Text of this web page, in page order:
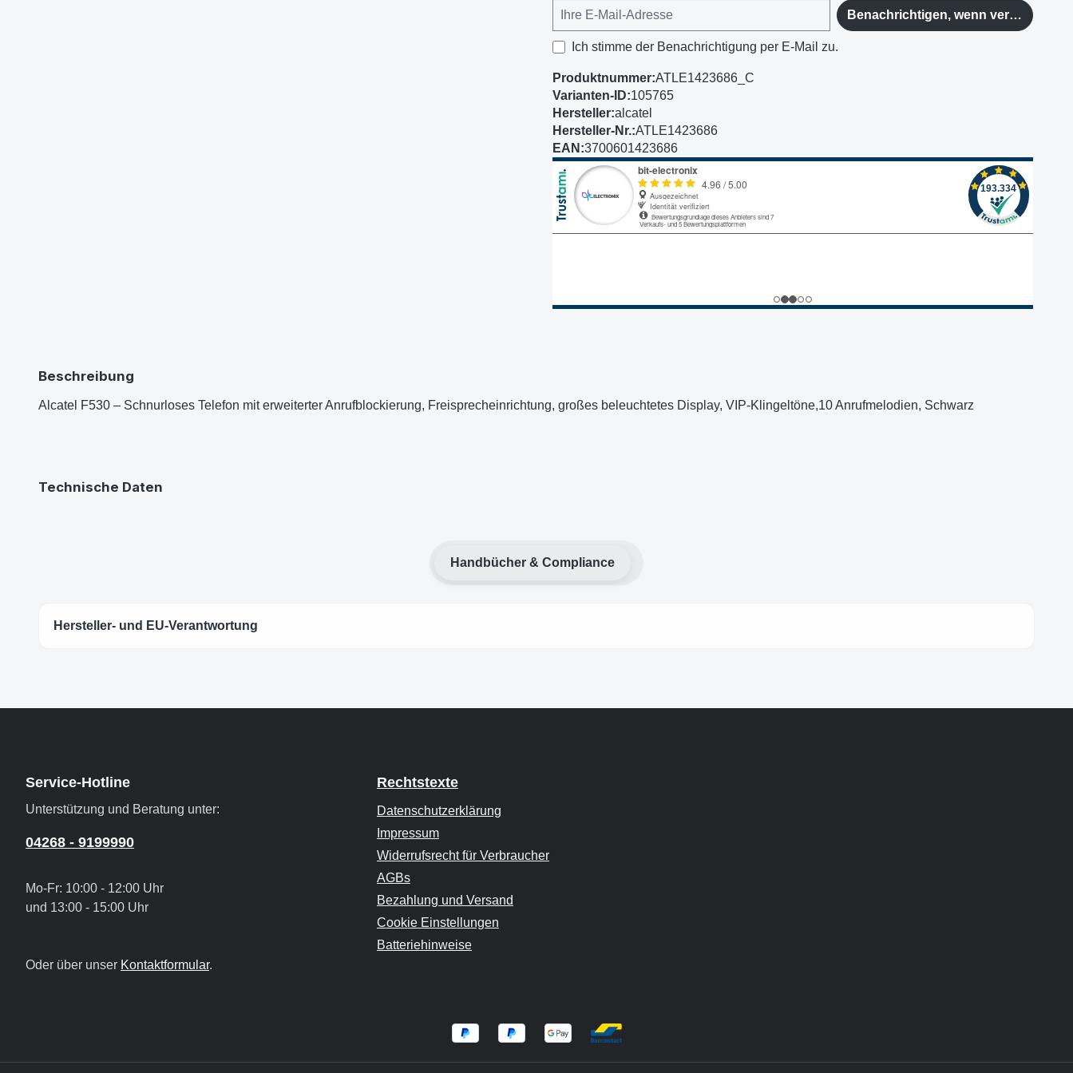
Benachrichtigen, wenn verfügbar
Ich stimme der Benachrichtigung per E-Mail zu.
Produktnummer:ATLE1423686_C
Varianten-ID:105765
Hersteller:alcatel
Hersteller-Nr.:ATLE1423686
EAN:3700601423686
Beschreibung
Alcatel F530 – Schnurloses Telefon mit erweiterter Anrufblockierung, Freisprecheinrichtung, großes beleuchtetes Display, VIP-Klingeltöne,10 Anrufmelodien, Schwarz
Technische Daten
Handbücher & Compliance
Hersteller- und EU-Verantwortung
Service-Hotline
Unterstützung und Beratung unter:
04268 - 9199990
Mo-Fr: 10:00 - 12:00 Uhr
und 13:00 - 15:00 Uhr
Oder über unser Kontaktformular.
Rechtstexte
Datenschutzerklärung
Impressum
Widerrufsrecht für Verbraucher
AGBs
Bezahlung und Versand
Cookie Einstellungen
Batteriehinweise